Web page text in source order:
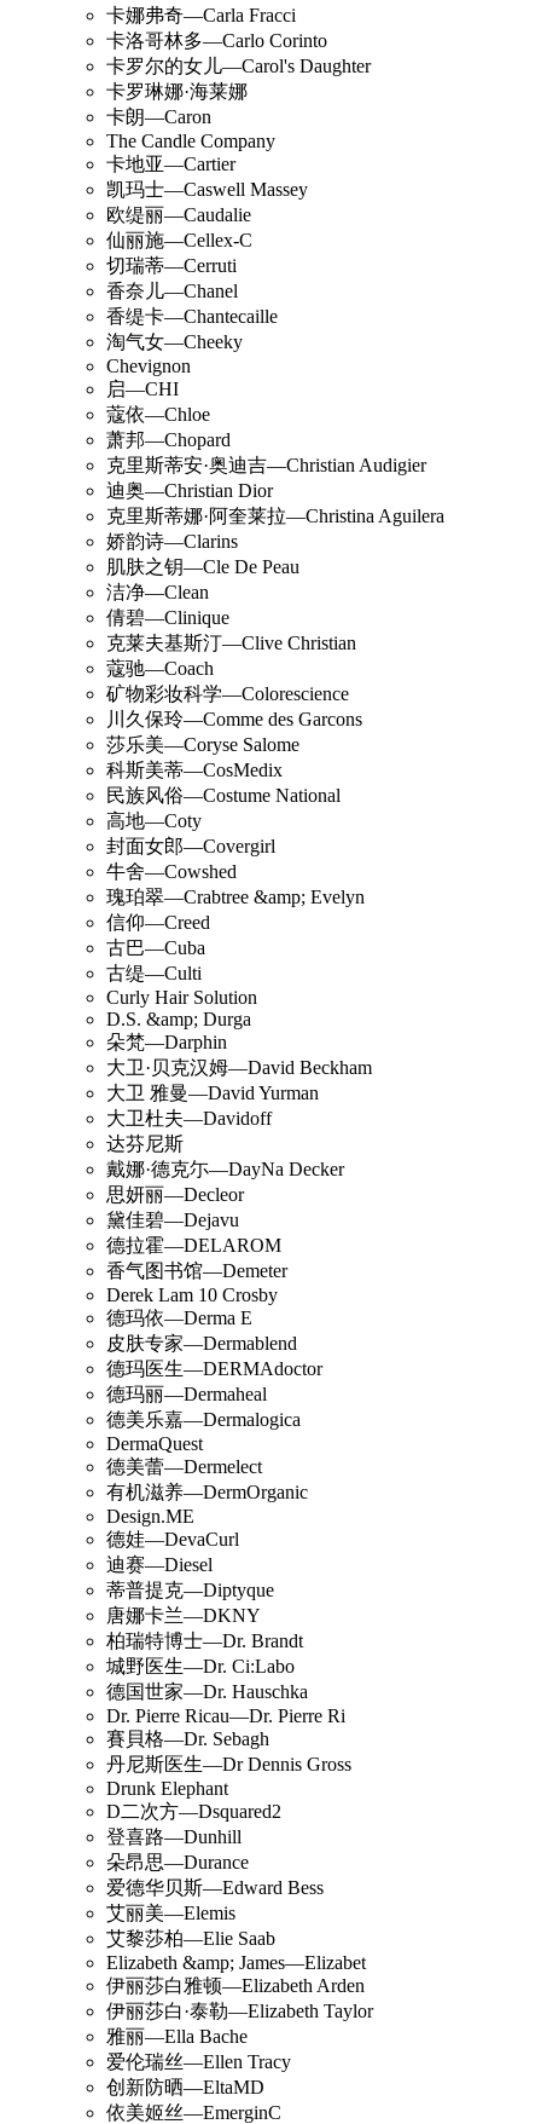
卡娜弗奇—Carla Fracci
卡洛哥林多—Carlo Corinto
卡罗尔的女儿—Carol's Daughter
卡罗琳娜·海莱娜
卡朗—Caron
The Candle Company
卡地亚—Cartier
凯玛士—Caswell Massey
欧缇丽—Caudalie
仙丽施—Cellex-C
切瑞蒂—Cerruti
香奈儿—Chanel
香缇卡—Chantecaille
淘气女—Cheeky
Chevignon
启—CHI
蔻依—Chloe
萧邦—Chopard
克里斯蒂安·奥迪吉—Christian Audigier
迪奥—Christian Dior
克里斯蒂娜·阿奎莱拉—Christina Aguilera
娇韵诗—Clarins
肌肤之钥—Cle De Peau
洁净—Clean
倩碧—Clinique
克莱夫基斯汀—Clive Christian
蔻驰—Coach
矿物彩妆科学—Colorescience
川久保玲—Comme des Garcons
莎乐美—Coryse Salome
科斯美蒂—CosMedix
民族风俗—Costume National
高地—Coty
封面女郎—Covergirl
牛舍—Cowshed
瑰珀翠—Crabtree &amp; Evelyn
信仰—Creed
古巴—Cuba
古缇—Culti
Curly Hair Solution
D.S. &amp; Durga
朵梵—Darphin
大卫·贝克汉姆—David Beckham
大卫 雅曼—David Yurman
大卫杜夫—Davidoff
达芬尼斯
戴娜·德克尓—DayNa Decker
思妍丽—Decleor
黛佳碧—Dejavu
德拉霍—DELAROM
香气图书馆—Demeter
Derek Lam 10 Crosby
德玛依—Derma E
皮肤专家—Dermablend
德玛医生—DERMAdoctor
德玛丽—Dermaheal
德美乐嘉—Dermalogica
DermaQuest
德美蕾—Dermelect
有机滋养—DermOrganic
Design.ME
德娃—DevaCurl
迪赛—Diesel
蒂普提克—Diptyque
唐娜卡兰—DKNY
柏瑞特博士—Dr. Brandt
城野医生—Dr. Ci:Labo
德国世家—Dr. Hauschka
Dr. Pierre Ricau—Dr. Pierre Ri
賽貝格—Dr. Sebagh
丹尼斯医生—Dr Dennis Gross
Drunk Elephant
D二次方—Dsquared2
登喜路—Dunhill
朵昂思—Durance
爱德华贝斯—Edward Bess
艾丽美—Elemis
艾黎莎柏—Elie Saab
Elizabeth &amp; James—Elizabet
伊丽莎白雅顿—Elizabeth Arden
伊丽莎白·泰勒—Elizabeth Taylor
雅丽—Ella Bache
爱伦瑞丝—Ellen Tracy
创新防晒—EltaMD
依美姬丝—EmerginC